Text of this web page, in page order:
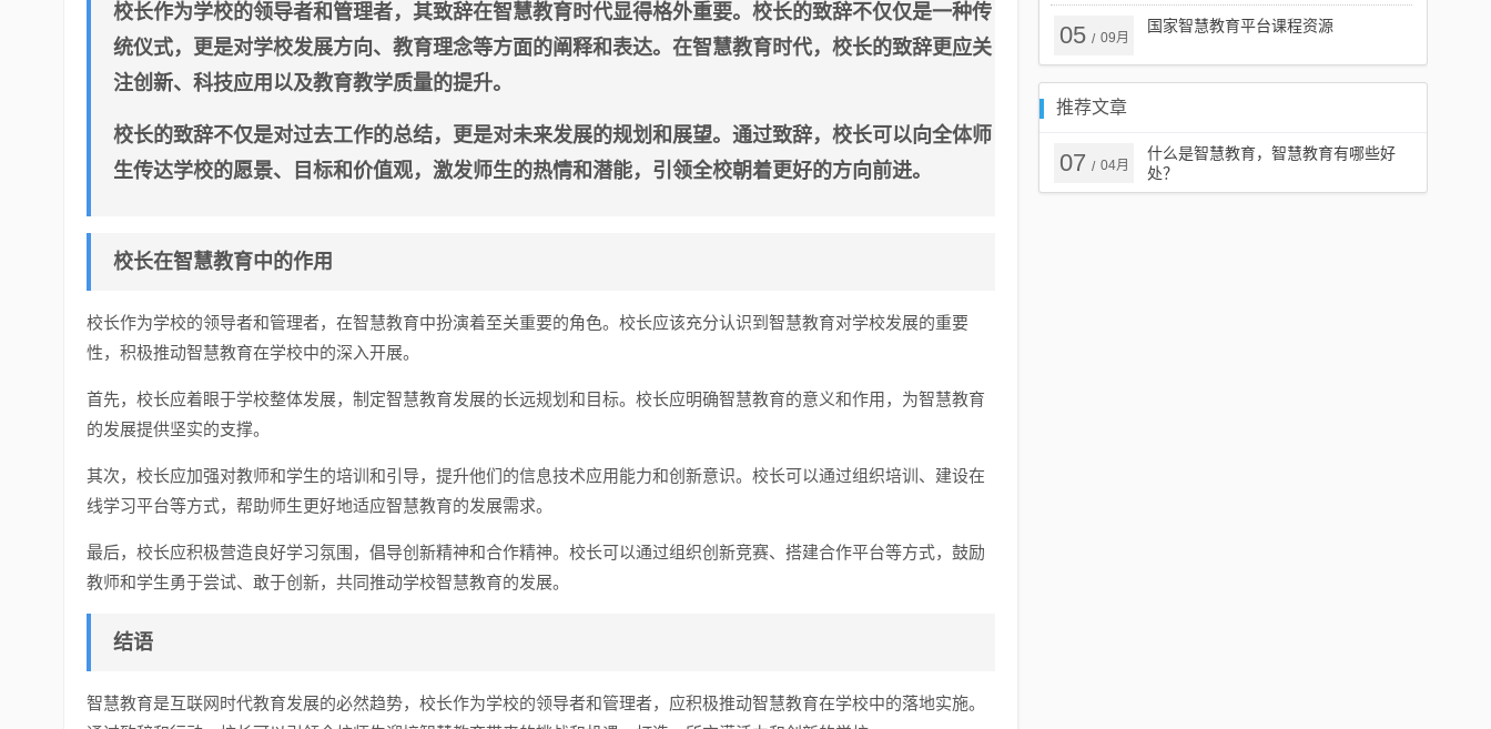
校长作为学校的领导者和管理者，其致辞在智慧教育时代显得格外重要。校长的致辞不仅仅是一种传
统仪式，更是对学校发展方向、教育理念等方面的阐释和表达。在智慧教育时代，校长的致辞更应关
注创新、科技应用以及教育教学质量的提升。
校长的致辞不仅是对过去工作的总结，更是对未来发展的规划和展望。通过致辞，校长可以向全体师
生传达学校的愿景、目标和价值观，激发师生的热情和潜能，引领全校朝着更好的方向前进。
校长在智慧教育中的作用
校长作为学校的领导者和管理者，在智慧教育中扮演着至关重要的角色。校长应该充分认识到智慧教育对学校发展的重要
性，积极推动智慧教育在学校中的深入开展。
首先，校长应着眼于学校整体发展，制定智慧教育发展的长远规划和目标。校长应明确智慧教育的意义和作用，为智慧教育
的发展提供坚实的支撑。
其次，校长应加强对教师和学生的培训和引导，提升他们的信息技术应用能力和创新意识。校长可以通过组织培训、建设在
线学习平台等方式，帮助师生更好地适应智慧教育的发展需求。
最后，校长应积极营造良好学习氛围，倡导创新精神和合作精神。校长可以通过组织创新竞赛、搭建合作平台等方式，鼓励
教师和学生勇于尝试、敢于创新，共同推动学校智慧教育的发展。
结语
智慧教育是互联网时代教育发展的必然趋势，校长作为学校的领导者和管理者，应积极推动智慧教育在学校中的落地实施。
05 / 09月
国家智慧教育平台课程资源
推荐文章
07 / 04月
什么是智慧教育，智慧教育有哪些好
处？